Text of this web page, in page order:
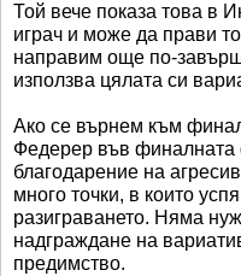
Той вече показа това в
играч и може да прави
направим още по-
използва цялата си
Ако се върнем към
Федерер във финалната
благодарение на
много точки, в които
разиграването. Няма
надграждане на
предимство.